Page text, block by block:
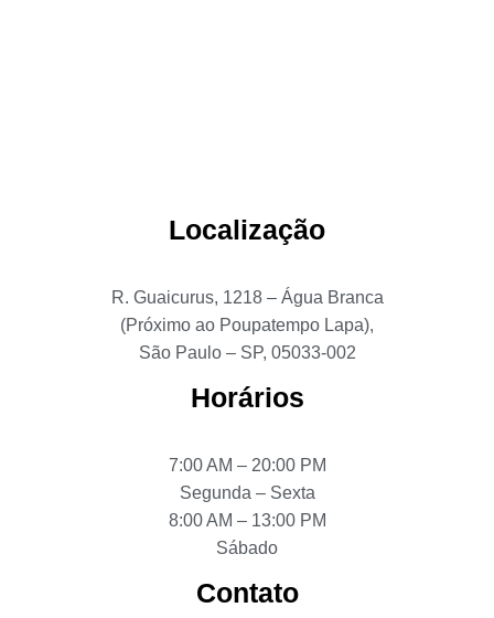
Localização
R. Guaicurus, 1218 – Água Branca
(Próximo ao Poupatempo Lapa),
São Paulo – SP, 05033-002
Horários
7:00 AM – 20:00 PM
Segunda – Sexta
8:00 AM – 13:00 PM
Sábado
Contato